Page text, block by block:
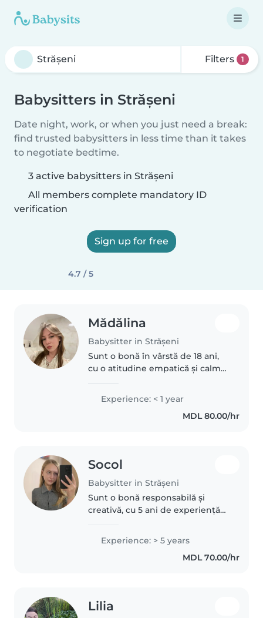
Filters 1
Babysitters in Strășeni
Date night, work, or when you just need a break:
find trusted babysitters in less time than it takes
to negotiate bedtime.
3 active babysitters in Strășeni
All members complete mandatory ID
verification
Sign up for free
4.7 / 5
Mădălina
Babysitter in Strășeni
Sunt o bonă în vârstă de 18 ani,
cu o atitudine empatică și calmă,
experiență cu copii de toate
vârstele,. Îmi place să desenez, să
Experience: < 1 year
MDL 80.00/hr
Socol
Babysitter in Strășeni
Sunt o bonă responsabilă și
creativă, cu 5 ani de experiență
lucruri manuale și să cânt
împreună cu experiență cu..
Experience: > 5 years
MDL 70.00/hr
Lilia